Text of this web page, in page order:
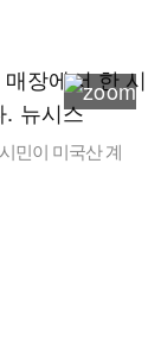
민이 미국산 계